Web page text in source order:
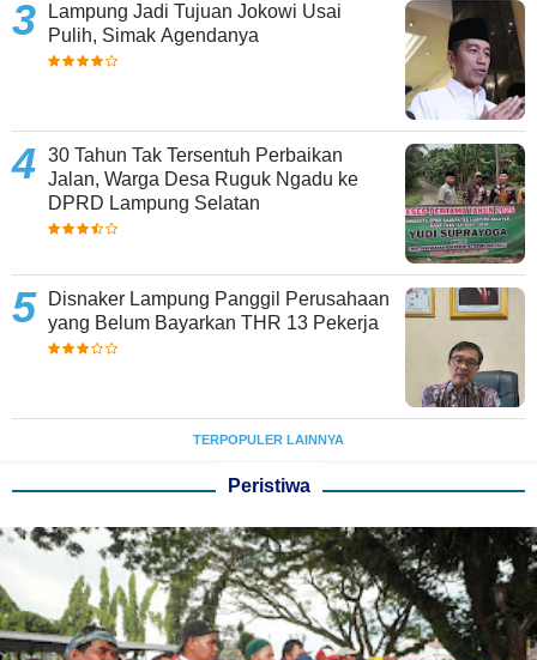
Lampung Jadi Tujuan Jokowi Usai
Pulih, Simak Agendanya
30 Tahun Tak Tersentuh Perbaikan
Jalan, Warga Desa Ruguk Ngadu ke
DPRD Lampung Selatan
Disnaker Lampung Panggil Perusahaan
yang Belum Bayarkan THR 13 Pekerja
TERPOPULER LAINNYA
Peristiwa